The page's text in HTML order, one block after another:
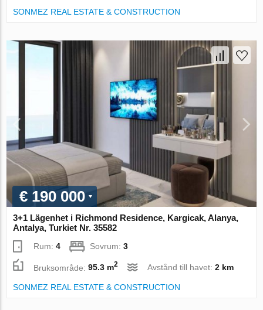
SONMEZ REAL ESTATE & CONSTRUCTION
€ 190 000
3+1 Lägenhet i Richmond Residence, Kargicak, Alanya,
Antalya, Turkiet Nr. 35582
Rum:4 Sovrum:3
Bruksområde:95.3 m2 Avstånd till havet:2 km
SONMEZ REAL ESTATE & CONSTRUCTION